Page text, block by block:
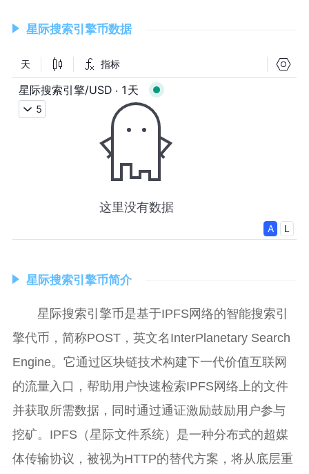
星际搜索引擎币数据
星际搜索引擎币简介
星际搜索引擎币是基于IPFS网络的智能搜索引
擎代币，简称POST，英文名InterPlanetary Search
Engine。它通过区块链技术构建下一代价值互联网
的流量入口，帮助用户快速检索IPFS网络上的文件
并获取所需数据，同时通过通证激励鼓励用户参与
挖矿。IPFS（星际文件系统）是一种分布式的超媒
体传输协议，被视为HTTP的替代方案，将从底层重